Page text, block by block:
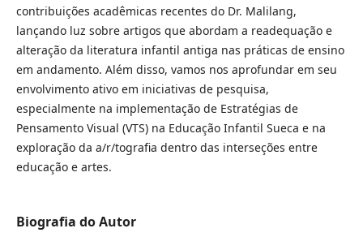
contribuições acadêmicas recentes do Dr. Malilang,
lançando luz sobre artigos que abordam a readequação e
alteração da literatura infantil antiga nas práticas de ensino
em andamento. Além disso, vamos nos aprofundar em seu
envolvimento ativo em iniciativas de pesquisa,
especialmente na implementação de Estratégias de
Pensamento Visual (VTS) na Educação Infantil Sueca e na
exploração da a/r/tografia dentro das interseções entre
educação e artes.
Biografia do Autor